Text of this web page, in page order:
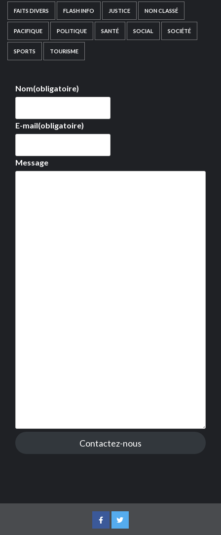
FAITS DIVERS FLASH INFO JUSTICE NON CLASSÉ
PACIFIQUE POLITIQUE SANTÉ SOCIAL SOCIÉTÉ
SPORTS TOURISME
Nom(obligatoire)
E-mail(obligatoire)
Message
Contactez-nous
FacebookTwitter